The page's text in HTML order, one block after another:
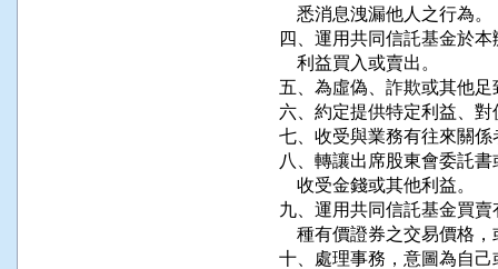
    悉消息洩漏他人之行為。
四、運用共同信託基金於
    利益買入或賣出。
五、為虛偽、詐欺或其他
六、約定提供特定利益、
七、收受與業務有往來關
八、轉讓出席股東會委託
    收受金錢或其他利益。
九、運用共同信託基金買
種有價證券之交易價格
十、處理事務，意圖為自